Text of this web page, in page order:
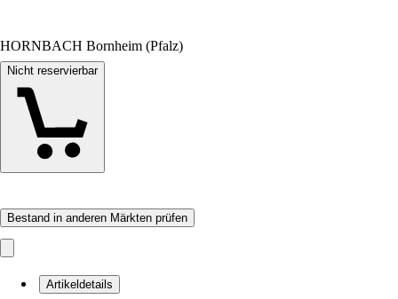
HORNBACH Bornheim (Pfalz)
Nicht reservierbar
Bestand in anderen Märkten prüfen
Artikeldetails